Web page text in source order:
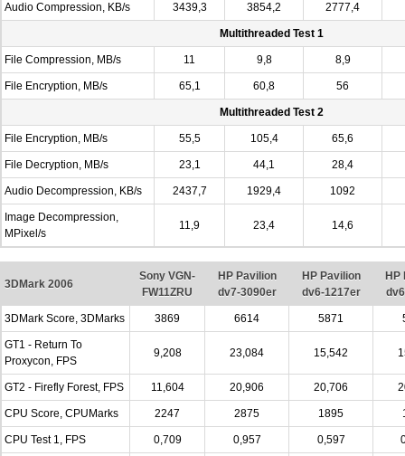
Audio Compression, KB/s 3439,3 3854,2 2777,4
Multithreaded Test 1
File Compression, MB/s 11 9,8 8,9
File Encryption, MB/s 65,1 60,8 56
Multithreaded Test 2
File Encryption, MB/s 55,5 105,4 65,6
File Decryption, MB/s 23,1 44,1 28,4
Audio Decompression, KB/s 2437,7 1929,4 1092
Image Decompression,
MPixel/s
11,9 23,4 14,6
3DMark 2006
Sony VGN-
FW11ZRU
HP Pavilion
dv7-3090er
HP Pavilion
dv6-1217er
HP
3DMark Score, 3DMarks 3869 6614 5871
GT1 - Return To
Proxycon, FPS
9,208 23,084 15,542
GT2 - Firefly Forest, FPS 11,604 20,906 20,706
CPU Score, CPUMarks 2247 2875 1895
CPU Test 1, FPS 0,709 0,957 0,597